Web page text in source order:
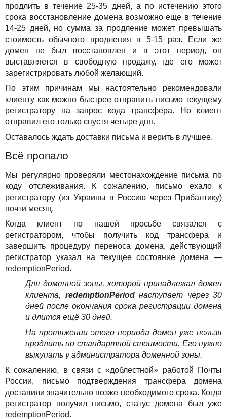
продлить в течение 25-35 дней, а по истечению этого
срока восстановление домена возможно еще в течение
14-25 дней, но сумма за продление может превышать
стоимость обычного продления в 5-15 раз. Если же
домен не был восстановлен и в этот период, он
выставляется в свободную продажу, где его может
зарегистрировать любой желающий.
По этим причинам мы настоятельно рекомендовали
клиенту как можно быстрее отправить письмо текущему
регистратору на запрос кода трансфера. Но клиент
отправил его только спустя четыре дня.
Оставалось ждать доставки письма и верить в лучшее.
Всё пропало
Мы регулярно проверяли местонахождение письма по
коду отслеживания. К сожалению, письмо ехало к
регистратору (из Украины в Россию через Прибалтику)
почти месяц.
Когда клиент по нашей просьбе связался с
регистратором, чтобы получить код трансфера и
завершить процедуру переноса домена, действующий
регистратор указал на текущее состояние домена —
redemptionPeriod.
Для доменной зоны, которой принадлежал домен
клиента, redemptionPeriodнаступает через 30
дней после окончания срока регистрации домена
и длится ещё 30 дней.
На протяжении этого периода домен уже нельзя
продлить по стандартной стоимости. Его нужно
выкупать у администратора доменной зоны.
К сожалению, в связи с «доблестной» работой Почты
России, письмо подтверждения трансфера домена
доставили значительно позже необходимого срока. Когда
регистратор получил письмо, статус домена был уже
redemptionPeriod.